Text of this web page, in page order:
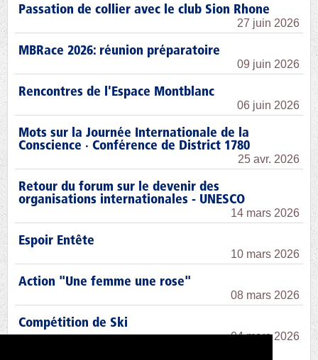
Passation de collier avec le club Sion Rhone
27 juin 2026
MBRace 2026: réunion préparatoire
09 juin 2026
Rencontres de l'Espace Montblanc
06 juin 2026
Mots sur la Journée Internationale de la
Conscience · Conférence de District 1780
25 avr. 2026
Retour du forum sur le devenir des
organisations internationales - UNESCO
14 mars 2026
Espoir Entête
10 mars 2026
Action "Une femme une rose"
08 mars 2026
Compétition de Ski
04 mars 2026